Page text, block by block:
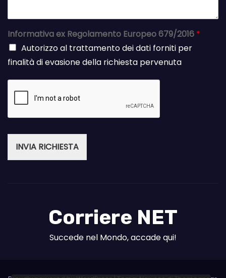
Informativa ex Regolamento Europeo 679/2016 *
Autorizzo al trattamento dei dati forniti per
finalità di evasione della richiesta pervenuta
INVIA RICHIESTA
Corriere NET
Succede nel Mondo, accade qui!